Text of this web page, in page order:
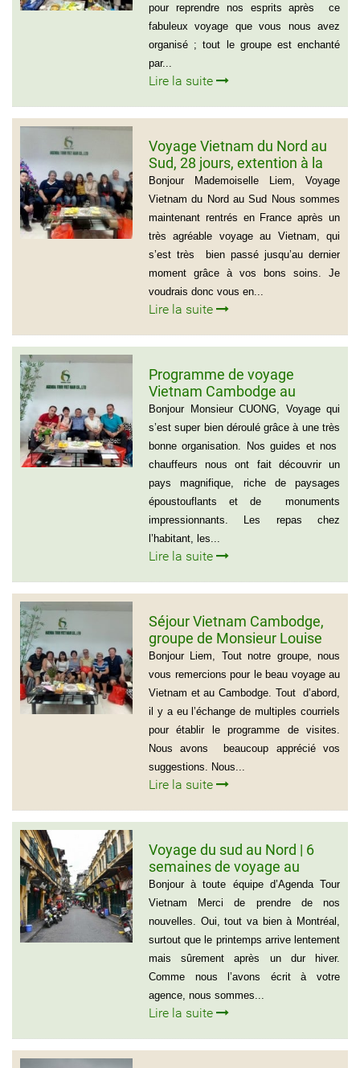
pour reprendre nos esprits après ce
fabuleux voyage que vous nous avez
organisé ; tout le groupe est enchanté
par...
Lire la suite
Voyage Vietnam du Nord au
Sud, 28 jours, extention à la
plage de Muine du groupe de
Mr Thierry Voinier
Bonjour Mademoiselle Liem, Voyage
Vietnam du Nord au Sud Nous sommes
maintenant rentrés en France après un
très agréable voyage au Vietnam, qui
s’est très bien passé jusqu’au dernier
moment grâce à vos bons soins. Je
voudrais donc vous en...
Lire la suite
Programme de voyage
Vietnam Cambodge au
groupe de Madame CATHY et
les amis
Bonjour Monsieur CUONG, Voyage qui
s’est super bien déroulé grâce à une très
bonne organisation. Nos guides et nos
chauffeurs nous ont fait découvrir un
pays magnifique, riche de paysages
époustouflants et de monuments
impressionnants. Les repas chez
l’habitant, les...
Lire la suite
Séjour Vietnam Cambodge,
groupe de Monsieur Louise
De Seve, 3 semaines
Bonjour Liem, Tout notre groupe, nous
vous remercions pour le beau voyage au
Vietnam et au Cambodge. Tout d’abord,
il y a eu l’échange de multiples courriels
pour établir le programme de visites.
Nous avons beaucoup apprécié vos
suggestions. Nous...
Lire la suite
Voyage du sud au Nord | 6
semaines de voyage au
Vietnam – Madame
Marguerite Côté et Monsieur
Gérald Lafleur – 001 514-355-
9066
Bonjour à toute équipe d’Agenda Tour
Vietnam Merci de prendre de nos
nouvelles. Oui, tout va bien à Montréal,
surtout que le printemps arrive lentement
mais sûrement après un dur hiver.
Comme nous l’avons écrit à votre
agence, nous sommes...
Lire la suite